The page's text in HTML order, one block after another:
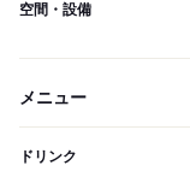
空間・設備
メニュー
ドリンク